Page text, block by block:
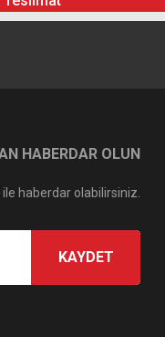
HABERDAR OLUN
haberdar olabilirsiniz.
KAYDET